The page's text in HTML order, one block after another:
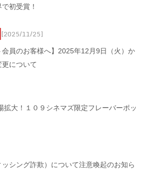
初受賞！
[2025/11/25]
会員のお客様へ】2025年12月9日（火）か
について
拡大！１０９シネマズ限定フレーバーポッ
シング詐欺）について注意喚起のお知ら